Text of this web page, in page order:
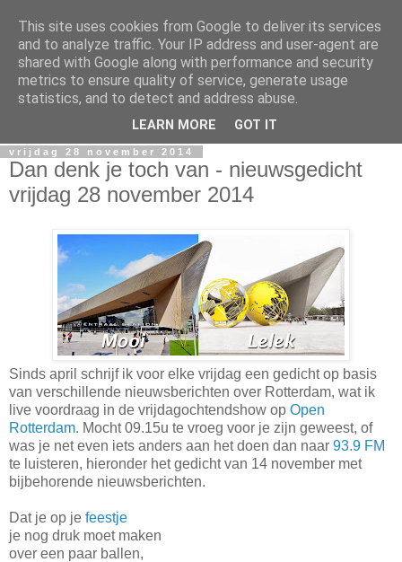
Miguel Santos
Ergens in Rotterdam. Waarschijnlijk in de nacht. Pen en
vrijdag 28 november 2014
Dan denk je toch van - nieuwsgedicht
vrijdag 28 november 2014
Sinds april schrijf ik voor elke vrijdag een gedicht op basis
van verschillende nieuwsberichten over Rotterdam, wat ik
live voordraag in de vrijdagochtendshow op Open
Rotterdam. Mocht 09.15u te vroeg voor je zijn geweest, of
was je net even iets anders aan het doen dan naar 93.9 FM
te luisteren, hieronder het gedicht van 14 november met
bijbehorende nieuwsberichten.
Dat je op je feestje
je nog druk moet maken
over een paar ballen,
This site uses cookies from Google to deliver its services
and to analyze traffic. Your IP address and user-agent are
shared with Google along with performance and security
metrics to ensure quality of service, generate usage
statistics, and to detect and address abuse.
LEARN MORE GOT IT